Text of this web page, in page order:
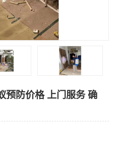
预防价格 上门服务 确
灭蟑螂
果蝇防治
灭杀害虫